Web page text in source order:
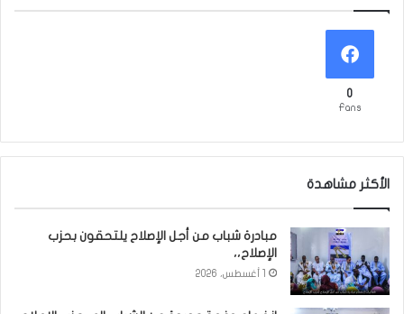
0
Fans
الأكثر مشاهدة
مبادرة شباب من أجل الإصلاح يلتحقون بحزب
الإصلاح،،